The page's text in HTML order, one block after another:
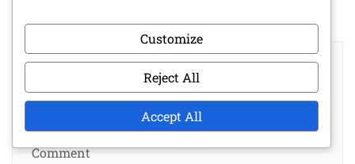
LEAVE A REPLY
Your email address will not be published.
Required fields are marked*
Comment
Customize
Reject All
Accept All